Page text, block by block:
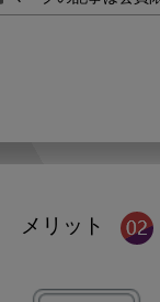
メリット